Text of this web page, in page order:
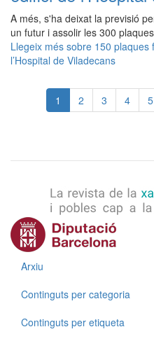
A més, s'ha deixat la previsió
un futur i assolir les 300 plaques
Llegeix més sobre 150 plaques
l’Hospital de Viladecans
1 2 3 4 5
Menú
Arxiu
Continguts per categoria
Continguts per etiqueta